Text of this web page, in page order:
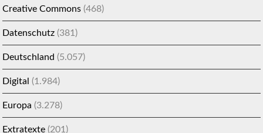
Creative Commons (468)
Datenschutz (381)
Deutschland (5.057)
Digital (1.984)
Europa (3.278)
Extratexte (201)